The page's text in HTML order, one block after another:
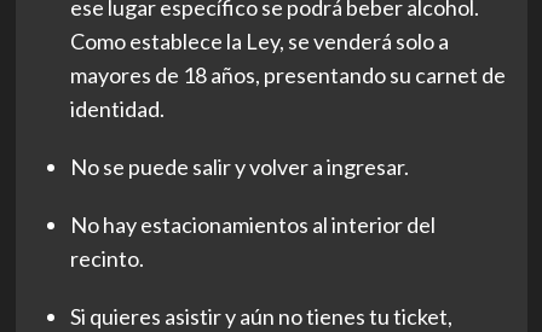
ese lugar específico se podrá beber alcohol.
Como establece la Ley, se venderá solo a
mayores de 18 años, presentando su carnet de
identidad.
No se puede salir y volver a ingresar.
No hay estacionamientos al interior del
recinto.
Si quieres asistir y aún no tienes tu ticket,